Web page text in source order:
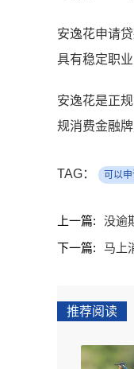
安逸花申请
具有稳定职
安逸花是正
规消费金融
TAG： 可以
上一篇:
没逾
下一篇:
马上
推荐阅读